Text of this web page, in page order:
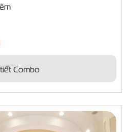
Combo